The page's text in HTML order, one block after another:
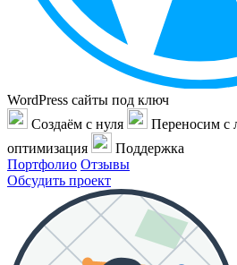
WordPress сайты под ключ
Создаём с нуля
Переносим с
оптимизация
Поддержка
Портфолио Отзывы
Обсудить проект